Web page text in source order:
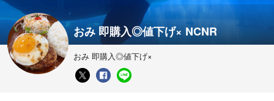
おみ 即購入◎値下げ× NCNR
おみ 即購入◎値下げ×